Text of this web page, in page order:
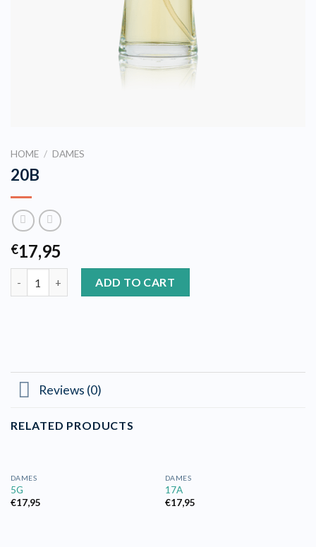
HOME / DAMES
20B
€17,95
ADD TO CART
Reviews (0)
RELATED PRODUCTS
DAMES
5G
€17,95
DAMES
17A
€17,95